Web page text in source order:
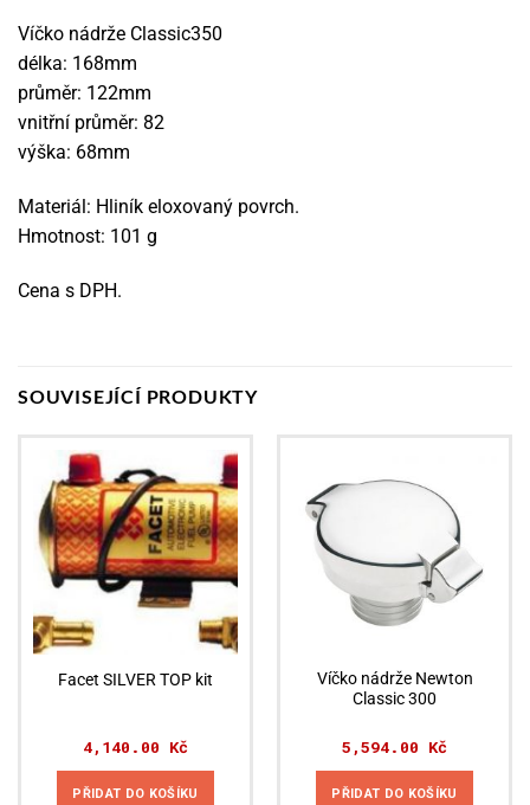
Víčko nádrže Classic350
délka: 168mm
průměr: 122mm
vnitřní průměr: 82
výška: 68mm
Materiál: Hliník eloxovaný povrch.
Hmotnost: 101 g
Cena s DPH.
SOUVISEJÍCÍ PRODUKTY
Facet SILVER TOP kit
4,140.00 Kč
PŘIDAT DO KOŠÍKU
Víčko nádrže Newton
Classic 300
5,594.00 Kč
PŘIDAT DO KOŠÍKU